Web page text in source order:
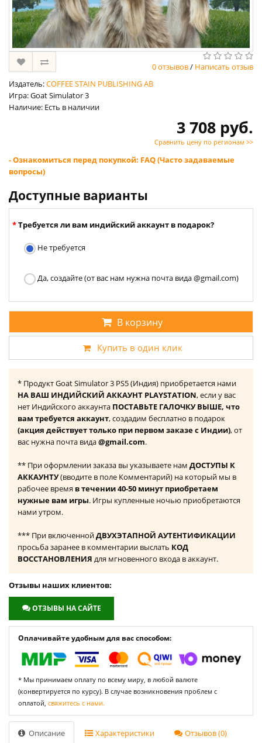
0 отзывов/ Написать отзыв
Издатель:COFFEE STAIN PUBLISHING AB
Игра: Goat Simulator 3
Наличие: Есть в наличии
3 708 руб.
Сравнить цену по регионам >>
- Ознакомиться перед покупкой: FAQ (Часто задаваемые
вопросы)
Доступные варианты
Требуется ли вам индийский аккаунт в подарок?
Не требуется
Да, создайте (от вас нам нужна почта вида @gmail.com)
В корзину
Купить в один клик
* Продукт Goat Simulator 3 PS5 (Индия) приобретается нами
НА ВАШ ИНДИЙСКИЙ АККАУНТ PLAYSTATION, если у вас
нет Индийского аккаунта ПОСТАВЬТЕ ГАЛОЧКУ ВЫШЕ, что
вам требуется аккаунт, создадим бесплатно в подарок
(акция действует только при первом заказе с Индии), от
вас нужна почта вида@gmail.com.
** При оформлении заказа вы указываете нам ДОСТУПЫ К
АККАУНТУ(вводите в поле Комментарий) на который мы в
рабочее время в течении 40-50 минут приобретаем
нужные вам игры. Игры купленные ночью приобретаются
нами утром.
*** При включеннойДВУХЭТАПНОЙ АУТЕНТИФИКАЦИИ
просьба заранее в комментарии выслать КОД
ВОССТАНОВЛЕНИЯ для мгновенного входа в аккаунт.
Отзывы наших клиентов:
ОТЗЫВЫ НА САЙТЕ
Оплачивайте удобным для вас способом:
* Мы принимаем оплату по всему миру, в любой валюте
(конвертируется по курсу). В случае возникновения проблем с
оплатой, свяжитесь с нами.
Описание Характеристики Отзывов (0)